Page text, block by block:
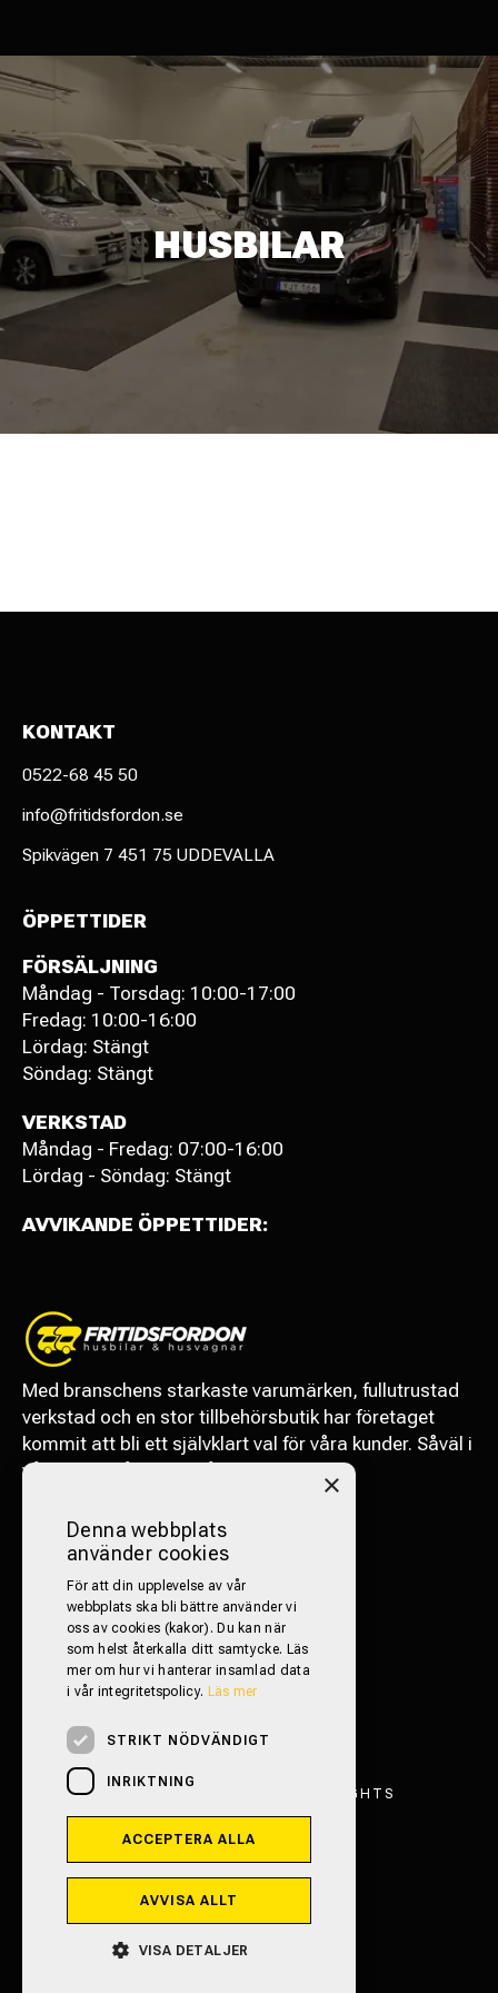
HUSBILAR
KONTAKT
0522-68 45 50
info@fritidsfordon.se
Spikvägen 7 451 75 UDDEVALLA
ÖPPETTIDER
FÖRSÄLJNING
Måndag - Torsdag: 10:00-17:00
Fredag: 10:00-16:00
Lördag: Stängt
Söndag: Stängt
VERKSTAD
Måndag - Fredag: 07:00-16:00
Lördag - Söndag: Stängt
AVVIKANDE ÖPPETTIDER:
Med branschens starkaste varumärken, fullutrustad
verkstad och en stor tillbehörsbutik har företaget
kommit att bli ett självklart val för våra kunder. Såväl i
vårt närområde som långväga.
FRITIDSFORDON TRESTAD 2026. ALL RIGHTS
×
Denna webbplats
använder cookies
För att din upplevelse av vår
webbplats ska bli bättre använder vi
oss av cookies (kakor). Du kan när
som helst återkalla ditt samtycke. Läs
mer om hur vi hanterar insamlad data
i vår integritetspolicy. Läs mer
STRIKT NÖDVÄNDIGT
INRIKTNING
ACCEPTERA ALLA
AVVISA ALLT
VISA DETALJER